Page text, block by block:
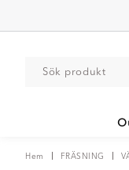
Hem FRÄSNING